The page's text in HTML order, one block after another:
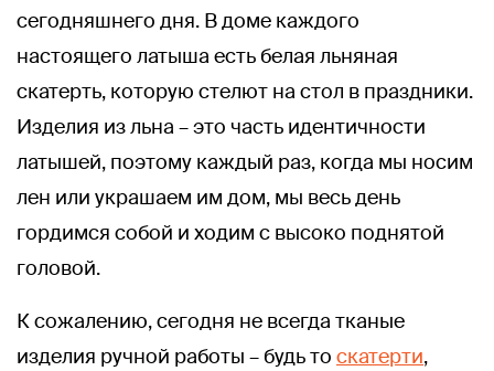
сегодняшнего дня. В доме каждого
настоящего латыша есть белая льняная
скатерть, которую стелют на стол в праздники.
Изделия из льна – это часть идентичности
латышей, поэтому каждый раз, когда мы носим
лен или украшаем им дом, мы весь день
гордимся собой и ходим с высоко поднятой
головой.
К сожалению, сегодня не всегда тканые
изделия ручной работы – будь то скатерти,